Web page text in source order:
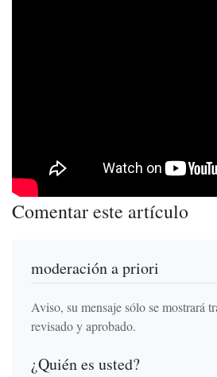
Comentar este artículo
moderación a priori
Aviso, su mensaje sólo se mostrará
revisado y aprobado.
¿Quién es usted?